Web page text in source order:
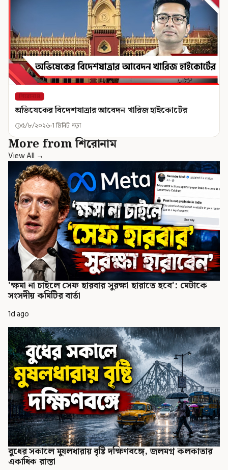
শিরোনাম
অভিষেকের বিদেশযাত্রার আবেদন খারিজ হাইকোর্টের
৫/৮/২০২৬ 1 মিনিট পড়া
More from শিরোনাম
View All →
'ক্ষমা না চাইলে সেফ হারবার সুরক্ষা হারাতে হবে': মেটাকে
সংসদীয় কমিটির বার্তা
1d ago
বুধের সকালে মুষলধারায় বৃষ্টি দক্ষিণবঙ্গে, জলমগ্ন কলকাতার
একাধিক রাস্তা